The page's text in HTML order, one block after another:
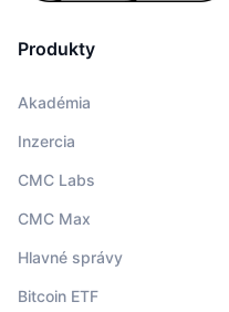
Produkty
Akadémia
Inzercia
CMC Labs
CMC Max
Hlavné správy
Bitcoin ETF